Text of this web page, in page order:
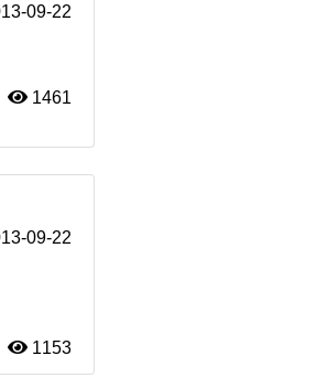
09-22
1461
09-22
1153